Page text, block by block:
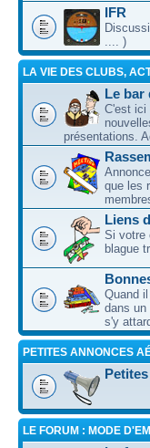
IFR
.... )
LA VIE DES CLUBS,
Le bar
C'est ici
présentations.
que les
Liens
Si votre
blague
Quand
dans un
s'y
PETITES ANNONCES
LE FORUM : MODE